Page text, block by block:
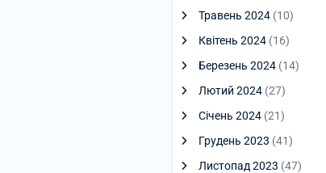
Травень 2024 (10)
Квітень 2024 (16)
Березень 2024 (14)
Лютий 2024 (27)
Січень 2024 (21)
Грудень 2023 (41)
Листопад 2023 (47)